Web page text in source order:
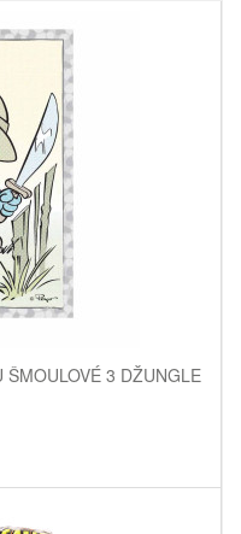
ŠMOULOVÉ 3 DŽUNGLE